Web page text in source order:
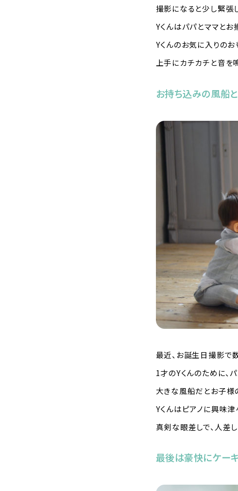
撮影になると少し緊張
Yくんはパパとママと
Yくんのお気に入りのお
上手にカチカチと音を
お持ち込みの風船と
最近、お誕生日撮影で
1才のYくんのために、
大きな風船だとお子様
Yくんはピアノに興味津
真剣な眼差しで、人差
最後は豪快にケーキ